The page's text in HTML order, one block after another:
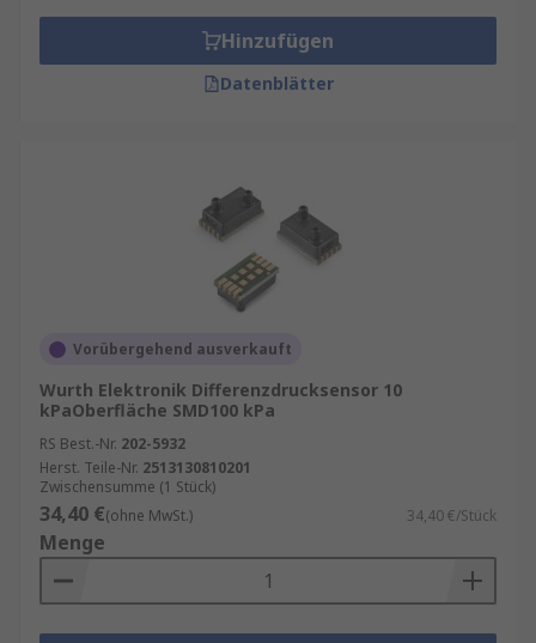
gemessenen Druckwerten. Im Gegensatz zu
Über- und Absolutdruck versucht der
Differenzdruck nicht, die Referenz zu korrigieren.
Der Druck kann an einem der beiden Punkte
Manometersensoren mit hoher Reichweite
messen die Druckdifferenz zwischen den
Quellen, wenn Druck auf den Atmosphärendruck
gutes Beispiel für diese Art von Drucksensoren
in einer nützlichen Anwendung.
Hinzufügen
Datenblätter
Vorübergehend ausverkauft
Wurth Elektronik Differenzdrucksensor 10
kPaOberfläche SMD100 kPa
RS Best.-Nr. 202-5932
Herst. Teile-Nr. 2513130810201
Zwischensumme (1 Stück)
34,40 €(ohne MwSt.) 34,40 €/Stück
Menge